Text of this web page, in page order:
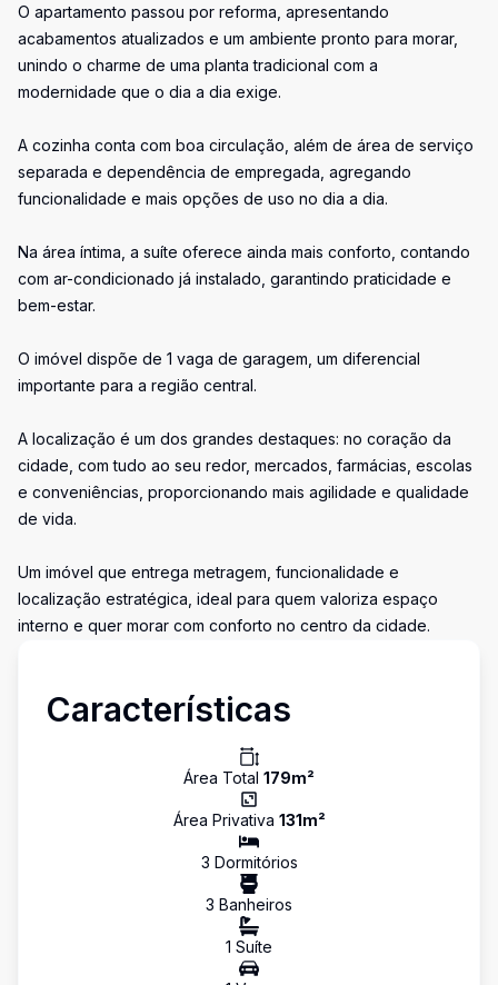
O apartamento passou por reforma, apresentando
acabamentos atualizados e um ambiente pronto para morar,
unindo o charme de uma planta tradicional com a
modernidade que o dia a dia exige.
A cozinha conta com boa circulação, além de área de serviço
separada e dependência de empregada, agregando
funcionalidade e mais opções de uso no dia a dia.
Na área íntima, a suíte oferece ainda mais conforto, contando
com ar-condicionado já instalado, garantindo praticidade e
bem-estar.
O imóvel dispõe de 1 vaga de garagem, um diferencial
importante para a região central.
A localização é um dos grandes destaques: no coração da
cidade, com tudo ao seu redor, mercados, farmácias, escolas
e conveniências, proporcionando mais agilidade e qualidade
de vida.
Um imóvel que entrega metragem, funcionalidade e
localização estratégica, ideal para quem valoriza espaço
interno e quer morar com conforto no centro da cidade.
Características
Área Total 179m²
Área Privativa 131m²
3 Dormitórios
3 Banheiros
1 Suíte